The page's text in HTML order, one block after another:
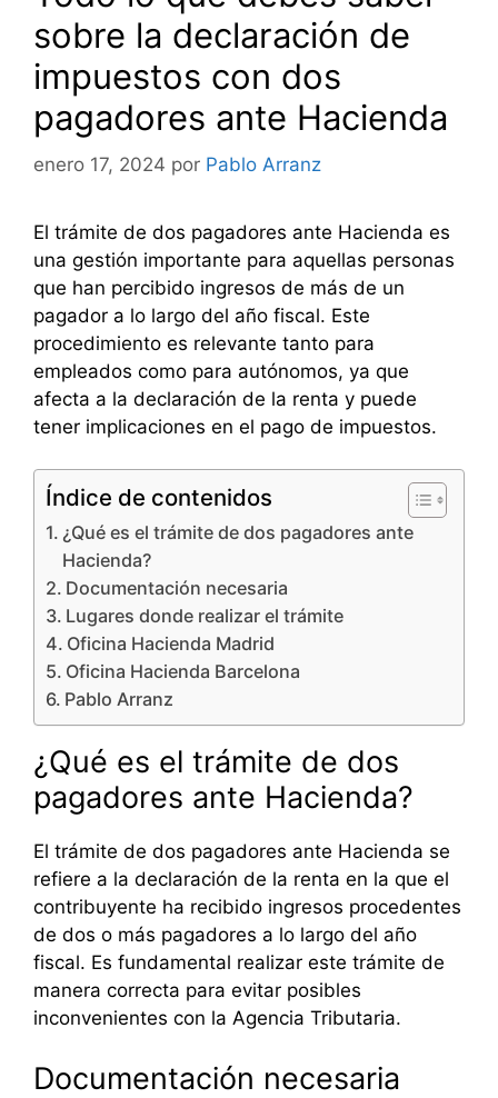
sobre la declaración de
impuestos con dos
pagadores ante Hacienda
enero 17, 2024 por Pablo Arranz
El trámite de dos pagadores ante Hacienda es
una gestión importante para aquellas personas
que han percibido ingresos de más de un
pagador a lo largo del año fiscal. Este
procedimiento es relevante tanto para
empleados como para autónomos, ya que
afecta a la declaración de la renta y puede
tener implicaciones en el pago de impuestos.
Índice de contenidos
¿Qué es el trámite de dos pagadores ante
Hacienda?
Documentación necesaria
Lugares donde realizar el trámite
Oficina Hacienda Madrid
Oficina Hacienda Barcelona
Pablo Arranz
¿Qué es el trámite de dos
pagadores ante Hacienda?
El trámite de dos pagadores ante Hacienda se
refiere a la declaración de la renta en la que el
contribuyente ha recibido ingresos procedentes
de dos o más pagadores a lo largo del año
fiscal. Es fundamental realizar este trámite de
manera correcta para evitar posibles
inconvenientes con la Agencia Tributaria.
Documentación necesaria